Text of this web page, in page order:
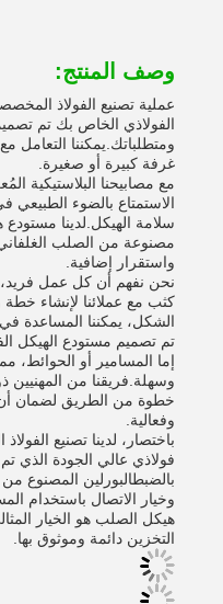
وصف المنتج:
عملية تصنيع الفولاذ
الفولاذي الخاص بك تم
ومتطلباتك.يمكننا
غرفة كبيرة أو صغيرة.
مع مصابيحنا البلاستيكية
الاستمتاع بالضوء
سلامة الهيكل.لدينا
واستقرار إضافية.
نحن نفهم أن كل عمل
كثب مع عملائنا لإنشاء خطة
الشكل، يمكننا المساعدة
تم تصميم مستودع الهيكل
إما المسامير أو
وسهلة.فريقنا من
خطوة من الطريق لضمان أن
وفعالية.
باختصار، لدينا تصنيع
فولاذي عالي الجودة الذي
وخيار الاتصال باستخدام
هيكل الصلب هو الخيار
التخزين دائمة وموثوق بها.